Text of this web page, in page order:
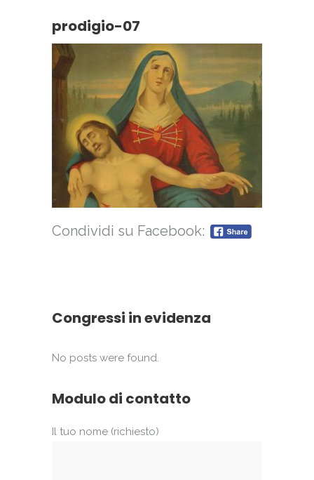
prodigio-07
Condividi su Facebook:
Congressi in evidenza
No posts were found.
Modulo di contatto
Il tuo nome (richiesto)